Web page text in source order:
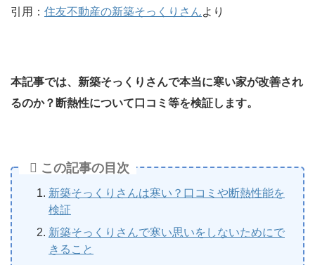
引用： 住友不動産の新築そっくりさんより
本記事では、新築そっくりさんで本当に寒い家が改善され
るのか？断熱性について口コミ等を検証します。
この記事の目次
新築そっくりさんは寒い？口コミや断熱性能を
検証
新築そっくりさんで寒い思いをしないためにで
きること